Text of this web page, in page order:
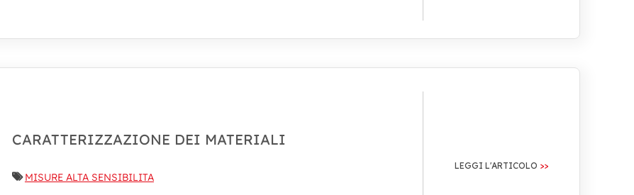
CARATTERIZZAZIONE DEI MATERIALI
MISURE ALTA SENSIBILITA
LEGGI L'ARTICOLO